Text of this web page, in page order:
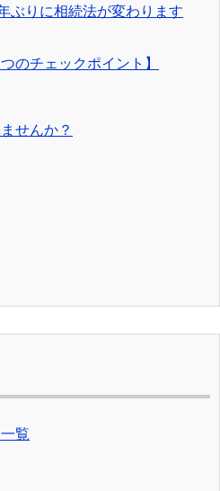
ぶりに相続法が変わります
のチェックポイント】
せんか？
覧